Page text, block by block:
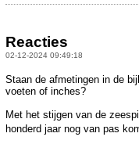
Reacties
02-12-2024 09:49:18
Staan de afmetingen in de
voeten of inches?
Met het stijgen van de
honderd jaar nog van pas